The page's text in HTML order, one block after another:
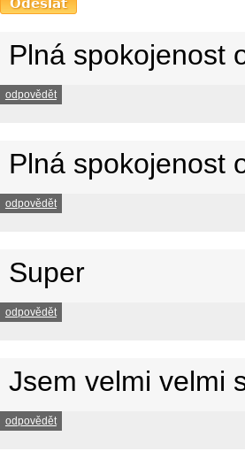
Plná spokojenost
odpovědět
Plná spokojenost
odpovědět
Super
odpovědět
Jsem velmi velmi
odpovědět